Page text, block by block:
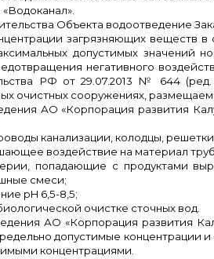
Объекта водоотведение
загрязняющих веществ
допустимых значений
предотвращения негативного
РФ от 29.07.2013 № 644
очистных сооружениях,
АО «Корпорация развития
канализации, колодцы,
воздействие на материал
попадающие с продуктами
смеси;
pH 6,5-8,5;
очистке сточных вод.
АО «Корпорация развития
допустимые концентрации
концентрациями.